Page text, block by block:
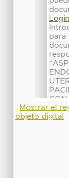
Mostrar el
objeto digital